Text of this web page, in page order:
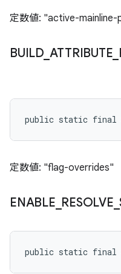
定数値: "active-
BUILD_ ATTRIBUTE
public static final
定数値: "flag-overrides"
ENABLE RESOLVE _
public static final